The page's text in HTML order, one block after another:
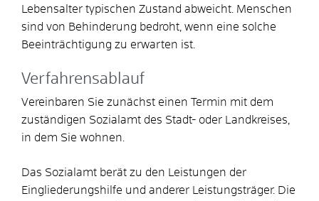
Lebensalter typischen Zustand abweicht. Menschen
sind von Behinderung bedroht, wenn eine solche
Beeinträchtigung zu erwarten ist.
Verfahrensablauf
Vereinbaren Sie zunächst einen Termin mit dem
zuständigen Sozialamt des Stadt- oder Landkreises,
in dem Sie wohnen.
Das Sozialamt berät zu den Leistungen der
Eingliederungshilfe und anderer Leistungsträger. Die